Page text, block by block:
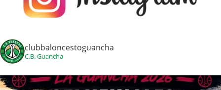
clubbaloncestoguancha
C.B. Guancha